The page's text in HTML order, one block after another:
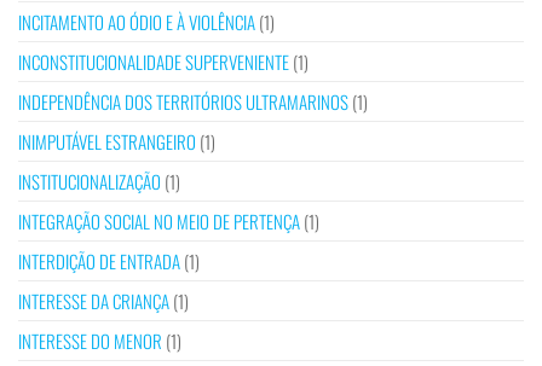
INCITAMENTO AO ÓDIO E À VIOLÊNCIA(1)
INCONSTITUCIONALIDADE SUPERVENIENTE(1)
INDEPENDÊNCIA DOS TERRITÓRIOS ULTRAMARINOS(1)
INIMPUTÁVEL ESTRANGEIRO (1)
INSTITUCIONALIZAÇÃO (1)
INTEGRAÇÃO SOCIAL NO MEIO DE PERTENÇA(1)
INTERDIÇÃO DE ENTRADA(1)
INTERESSE DA CRIANÇA(1)
INTERESSE DO MENOR (1)